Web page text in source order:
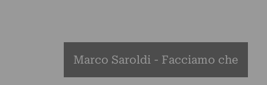
Marco Saroldi - Facciamo che